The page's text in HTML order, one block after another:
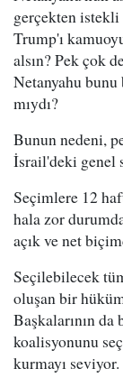
gerçekten istekli
Trump'ı
alsın? Pek çok
Netanyahu
mıydı?
Bunun nedeni,
İsrail'deki genel
Seçimlere 12
hala zor
açık ve net
Seçilebilecek
oluşan bir
Başkalarının
koalisyonunu
kurmayı seviyor.